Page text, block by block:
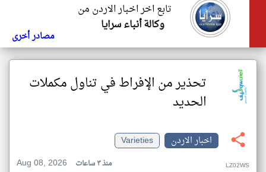
تابع اخر اخبار الاردن من
وكالة أنباء سرايا
مصادر أخرى
تحذير من الإفراط في تناول مكملات
الحديد
اخبار الاردن
Varieties
Aug 08, 2026
منذ ٣ ساعات LZ02WS